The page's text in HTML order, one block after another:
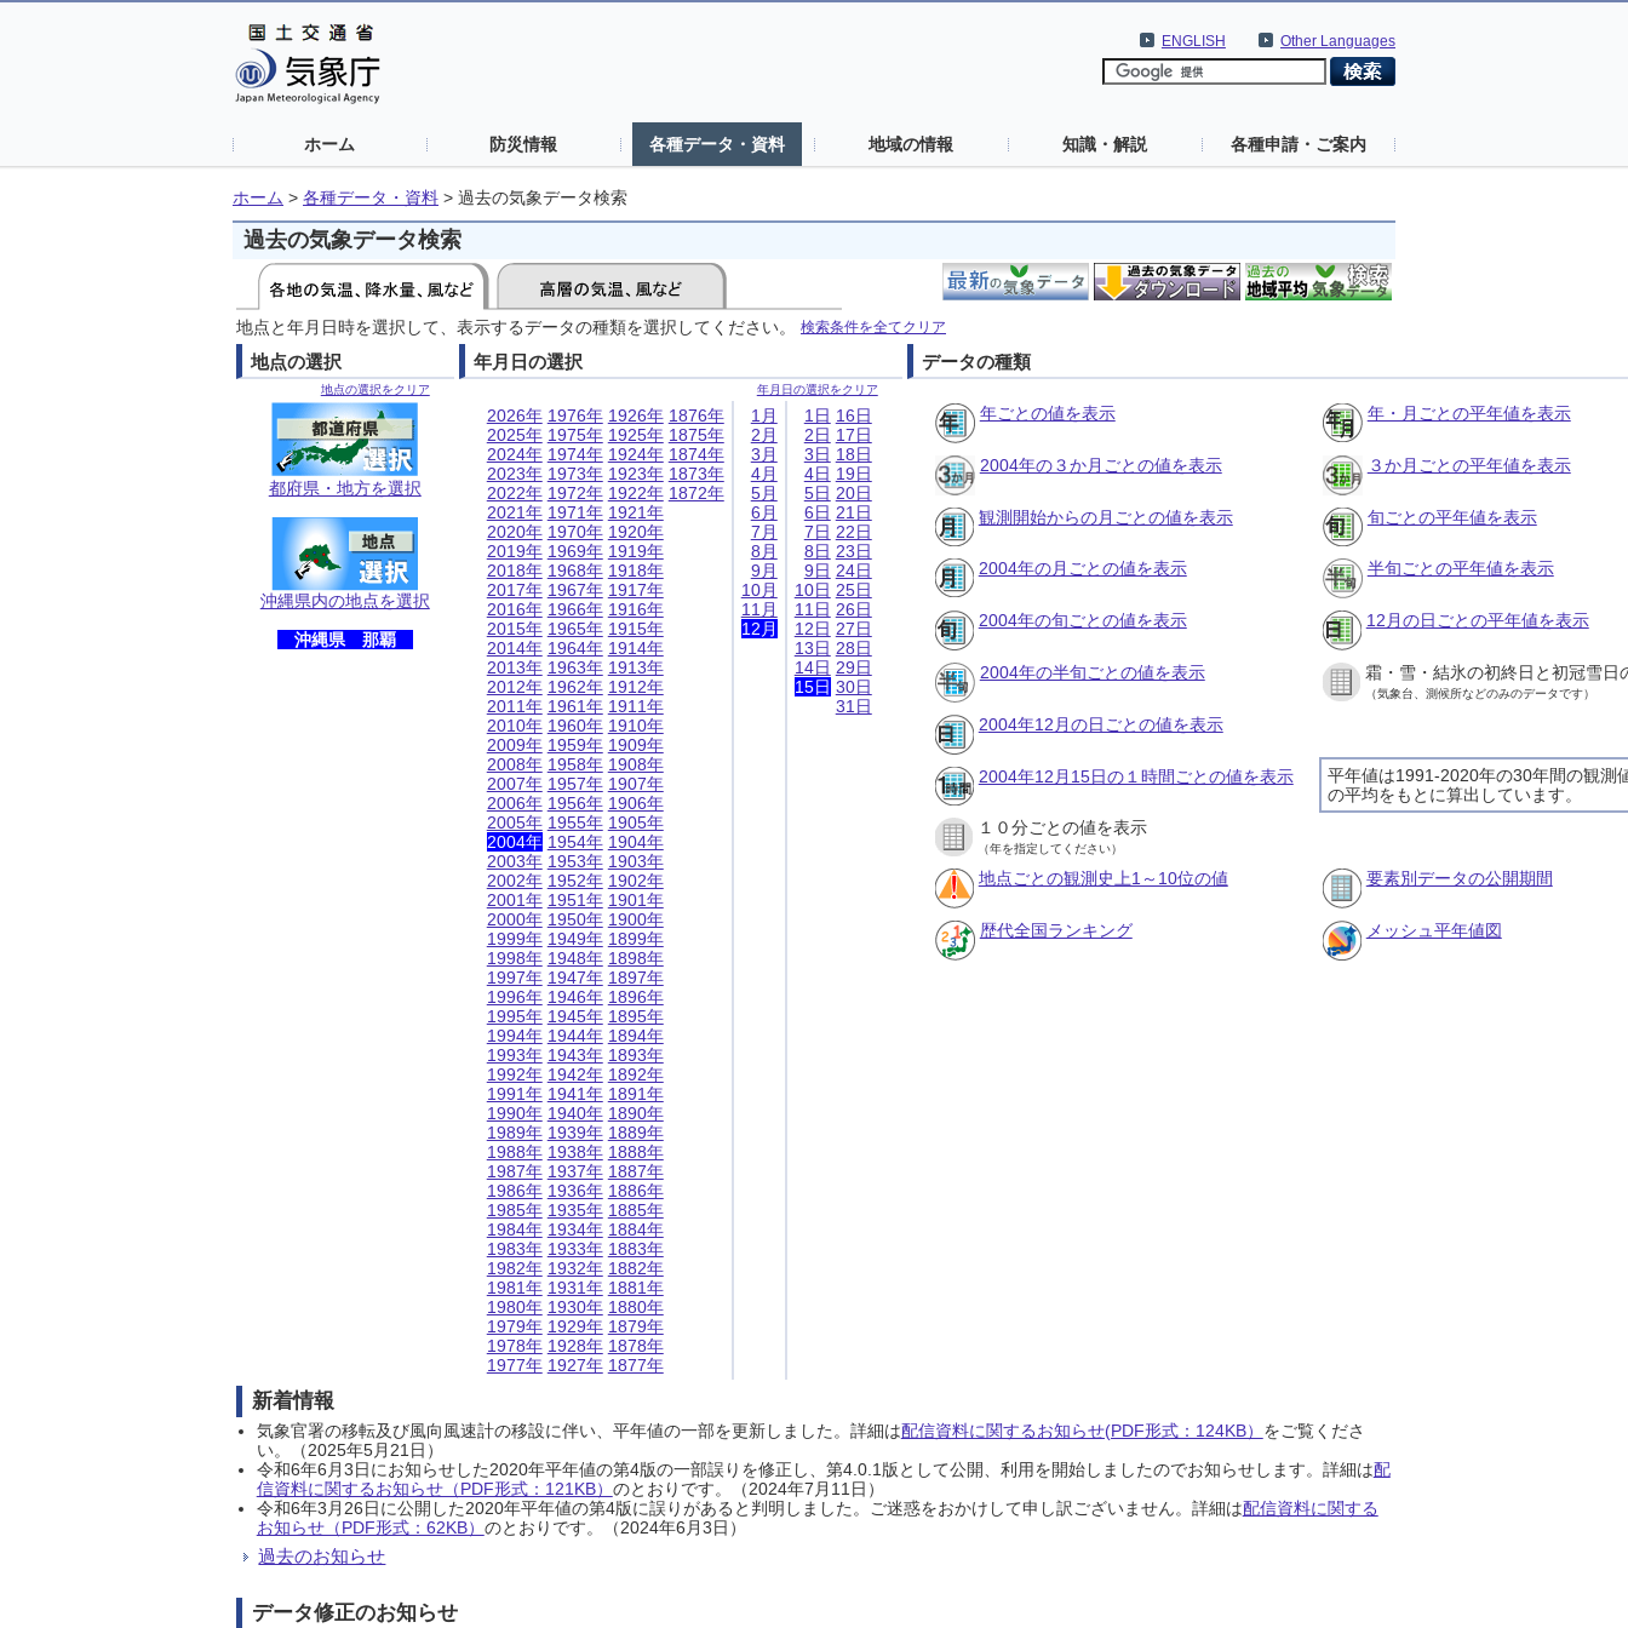
Other Languages
ENGLISH
ホーム 防災情報 各種データ・資料 地域の情報 知識・解説 各種申請・ご案内
ホーム > 各種データ・資料 > 過去の気象データ検索
過去の気象データ検索
地点と年月日時を選択して、表示するデータの種類を選択してください。 検索条件を全てクリア
地点の選択
地点の選択をクリア
都府県・地方を選択
沖縄県内の地点を選択
沖縄県 那覇
年月日の選択
年月日の選択をクリア
2026年
2025年
2024年
2023年
2022年
2021年
2020年
2019年
2018年
2017年
2016年
2015年
2014年
2013年
2012年
2011年
2010年
2009年
2008年
2007年
2006年
2005年
2004年
2003年
2002年
2001年
2000年
1999年
1998年
1997年
1996年
1995年
1994年
1993年
1992年
1991年
1990年
1989年
1988年
1987年
1986年
1985年
1984年
1983年
1982年
1981年
1980年
1979年
1978年
1977年
1976年
1975年
1974年
1973年
1972年
1971年
1970年
1969年
1968年
1967年
1966年
1965年
1964年
1963年
1962年
1961年
1960年
1959年
1958年
1957年
1956年
1955年
1954年
1953年
1952年
1951年
1950年
1949年
1948年
1947年
1946年
1945年
1944年
1943年
1942年
1941年
1940年
1939年
1938年
1937年
1936年
1935年
1934年
1933年
1932年
1931年
1930年
1929年
1928年
1927年
1926年
1925年
1924年
1923年
1922年
1921年
1920年
1919年
1918年
1917年
1916年
1915年
1914年
1913年
1912年
1911年
1910年
1909年
1908年
1907年
1906年
1905年
1904年
1903年
1902年
1901年
1900年
1899年
1898年
1897年
1896年
1895年
1894年
1893年
1892年
1891年
1890年
1889年
1888年
1887年
1886年
1885年
1884年
1883年
1882年
1881年
1880年
1879年
1878年
1877年
1876年
1875年
1874年
1873年
1872年
1月
2月
3月
4月
5月
6月
7月
8月
9月
10月
11月
12月
1日
2日
3日
4日
5日
6日
7日
8日
9日
10日
11日
12日
13日
14日
15日
16日
17日
18日
19日
20日
21日
22日
23日
24日
25日
26日
27日
28日
29日
30日
31日
データの種類
年ごとの値を表示 年・月ごとの平年値を表示
2004年の３か月ごとの値を表示 ３か月ごとの平年値を表示
観測開始からの月ごとの値を表示 旬ごとの平年値を表示
2004年の月ごとの値を表示 半旬ごとの平年値を表示
2004年の旬ごとの値を表示 12月の日ごとの平年値を表示
2004年の半旬ごとの値を表示 霜・雪・結氷の初終日と初冠雪日
（気象台、測候所などのみのデータです）
2004年12月の日ごとの値を表示
平年値は1991-2020年の30年間の観測
の平均をもとに算出しています。
2004年12月15日の１時間ごとの値を表示
１０分ごとの値を表示
（年を指定してください）
地点ごとの観測史上1～10位の値 要素別データの公開期間
歴代全国ランキング メッシュ平年値図
新着情報
気象官署の移転及び風向風速計の移設に伴い、平年値の一部を更新しました。詳細は配信資料に関するお知らせ(PDF形式：124KB） をご覧くださ
い。（2025年5月21日）
令和6年6月3日にお知らせした2020年平年値の第4版の一部誤りを修正し、第4.0.1版として公開、利用を開始しましたのでお知らせします。詳細は配
信資料に関するお知らせ（PDF形式：121KB） のとおりです。（2024年7月11日）
令和6年3月26日に公開した2020年平年値の第4版に誤りがあると判明しました。ご迷惑をおかけして申し訳ございません。詳細は配信資料に関する
お知らせ（PDF形式：62KB） のとおりです。（2024年6月3日）
過去のお知らせ
データ修正のお知らせ